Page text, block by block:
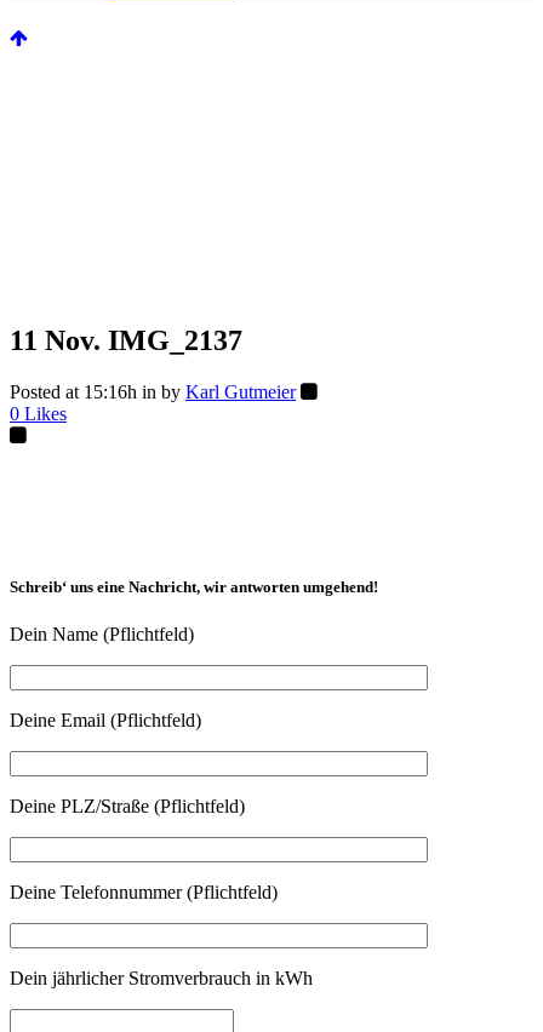
11 Nov. IMG_2137
Posted at 15:16h in by Karl Gutmeier
0 Likes
Schreib‘ uns eine Nachricht, wir antworten umgehend!
Dein Name (Pflichtfeld)
Deine Email (Pflichtfeld)
Deine PLZ/Straße (Pflichtfeld)
Deine Telefonnummer (Pflichtfeld)
Dein jährlicher Stromverbrauch in kWh